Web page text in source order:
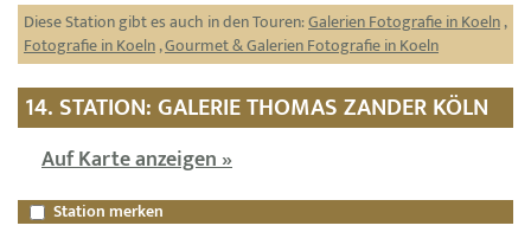
Diese Station gibt es auch in den Touren:Galerien Fotografie in Koeln,
Fotografie in Koeln,Gourmet & Galerien Fotografie in Koeln
14. STATION: GALERIE THOMAS ZANDER KÖLN
Auf Karte anzeigen »
Station merken